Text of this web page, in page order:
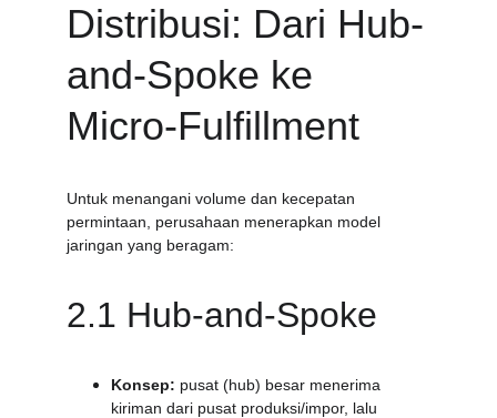
Distribusi: Dari Hub-
and-Spoke ke
Micro-Fulfillment
Untuk menangani volume dan kecepatan
permintaan, perusahaan menerapkan model
jaringan yang beragam:
2.1 Hub-and-Spoke
Konsep: pusat (hub) besar menerima
kiriman dari pusat produksi/impor, lalu